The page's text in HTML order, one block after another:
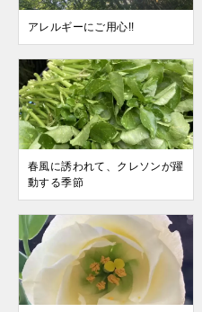
アレルギーにご用心!!
春風に誘われて、クレソンが躍
動する季節